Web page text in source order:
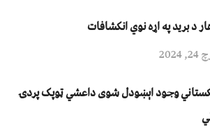
د برید په اړه نوي انکشافات
وجود اېښودل شوی داعشي ټوپک پردۍ